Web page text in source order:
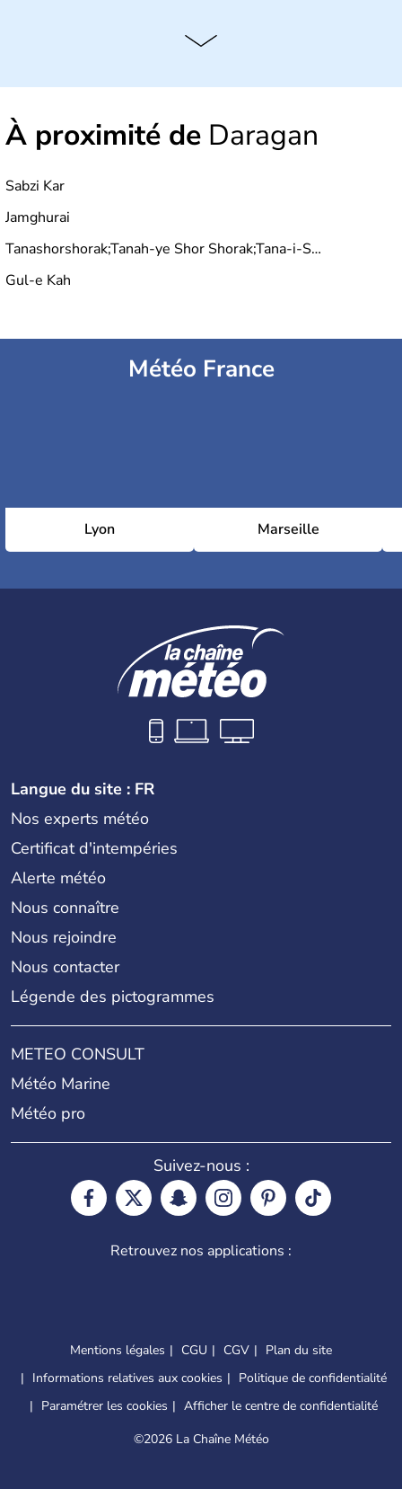
À proximité de Daragan
Sabzi Kar
Jamghurai
Tanashorshorak;Tanah-ye Shor Shorak;Tana-i-Shor Shorak
Gul-e Kah
Météo France
Lyon Marseille
Langue du site : FR
Nos experts météo
Certificat d'intempéries
Alerte météo
Nous connaître
Nous rejoindre
Nous contacter
Légende des pictogrammes
METEO CONSULT
Météo Marine
Météo pro
Suivez-nous :
Retrouvez nos applications :
Mentions légales CGU CGV
Plan du site
Informations relatives aux cookies
Politique de confidentialité
Paramétrer les cookies
Afficher le centre de confidentialité
©2026 La Chaîne Météo